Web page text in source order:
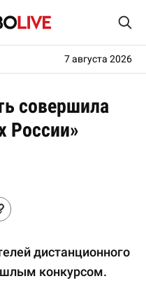
7 августа 2026
совершила
России»
дистанционного
конкурсом.